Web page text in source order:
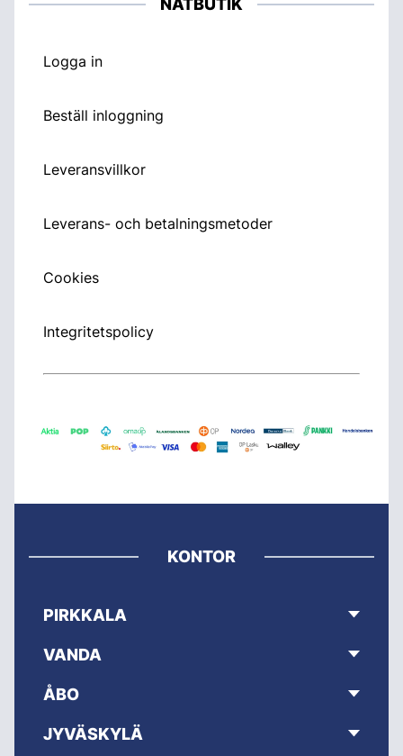
NÄTBUTIK
Logga in
Beställ inloggning
Leveransvillkor
Leverans- och betalningsmetoder
Cookies
Integritetspolicy
KONTOR
PIRKKALA
VANDA
ÅBO
JYVÄSKYLÄ